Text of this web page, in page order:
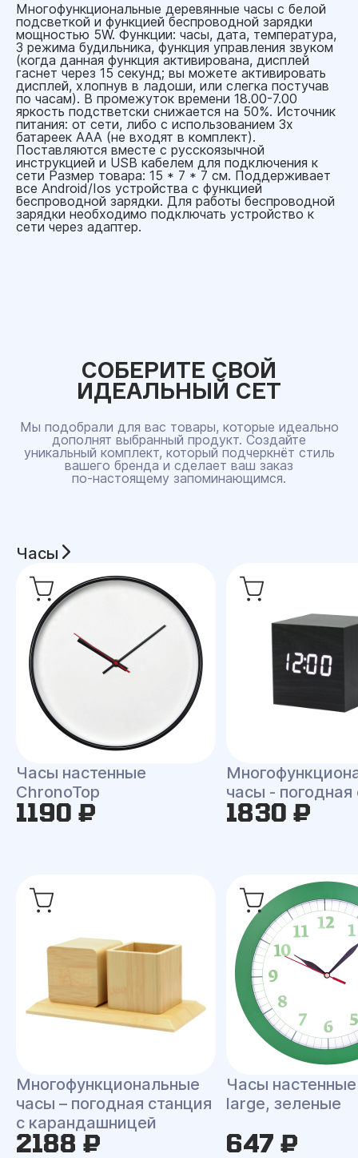
Многофункциональные деревянные часы с белой
подсветкой и функцией беспроводной зарядки
мощностью 5W. Функции: часы, дата, температура,
3 режима будильника, функция управления звуком
(когда данная функция активирована, дисплей
гаснет через 15 секунд; вы можете активировать
дисплей, хлопнув в ладоши, или слегка постучав
по часам). В промежуток времени 18.00-7.00
яркость подстветски снижается на 50%. Источник
питания: от сети, либо с использованием 3х
батареек ААА (не входят в комплект).
Поставляются вместе с русскоязычной
инструкцией и USB кабелем для подключения к
сети Размер товара: 15 * 7 * 7 см. Поддерживает
все Android/Ios устройства с функцией
беспроводной зарядки. Для работы беспроводной
зарядки необходимо подключать устройство к
сети через адаптер.
СОБЕРИТЕ СВОЙ
ИДЕАЛЬНЫЙ СЕТ
Мы подобрали для вас товары, которые идеально
дополнят выбранный продукт. Создайте
уникальный комплект, который подчеркнёт стиль
вашего бренда и сделает ваш заказ
по‑настоящему запоминающимся.
Часы
Часы настенные
ChronoTop
1190 ₽
часы - погодная
1830 ₽
Многофункциональные
часы – погодная станция
с карандашницей
2188 ₽
Часы
large, зеленые
647 ₽